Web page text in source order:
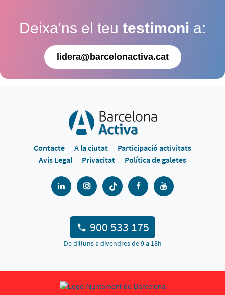
Deixa'ns el teu testimoni a:
lidera@barcelonactiva.cat
Contacte A la ciutat
Participació activitats
Avís Legal
Privacitat Política de galetes
900 533 175
De dilluns a divendres de 9 a 18h